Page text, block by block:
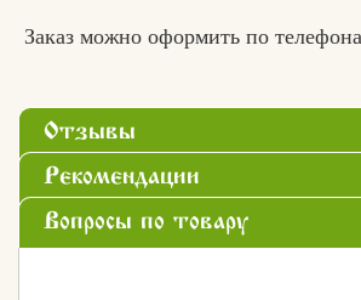
Заказ можно оформить по
Отзывы
Рекомендации
Вопросы по товару